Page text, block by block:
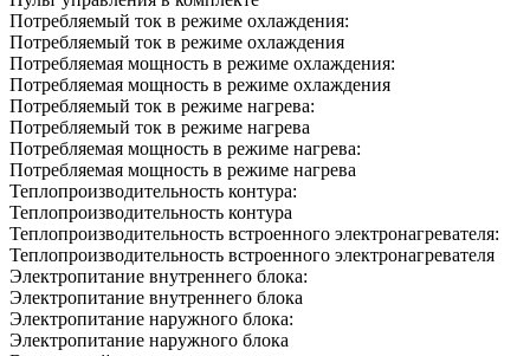
Потребляемый ток в режиме охлаждения:
Потребляемый ток в режиме охлаждения
Потребляемая мощность в режиме охлаждения:
Потребляемая мощность в режиме охлаждения
Потребляемый ток в режиме нагрева:
Потребляемый ток в режиме нагрева
Потребляемая мощность в режиме нагрева:
Потребляемая мощность в режиме нагрева
Теплопроизводительность контура:
Теплопроизводительность контура
Теплопроизводительность встроенного электронагревателя:
Теплопроизводительность встроенного электронагревателя
Электропитание внутреннего блока:
Электропитание внутреннего блока
Электропитание наружного блока:
Электропитание наружного блока